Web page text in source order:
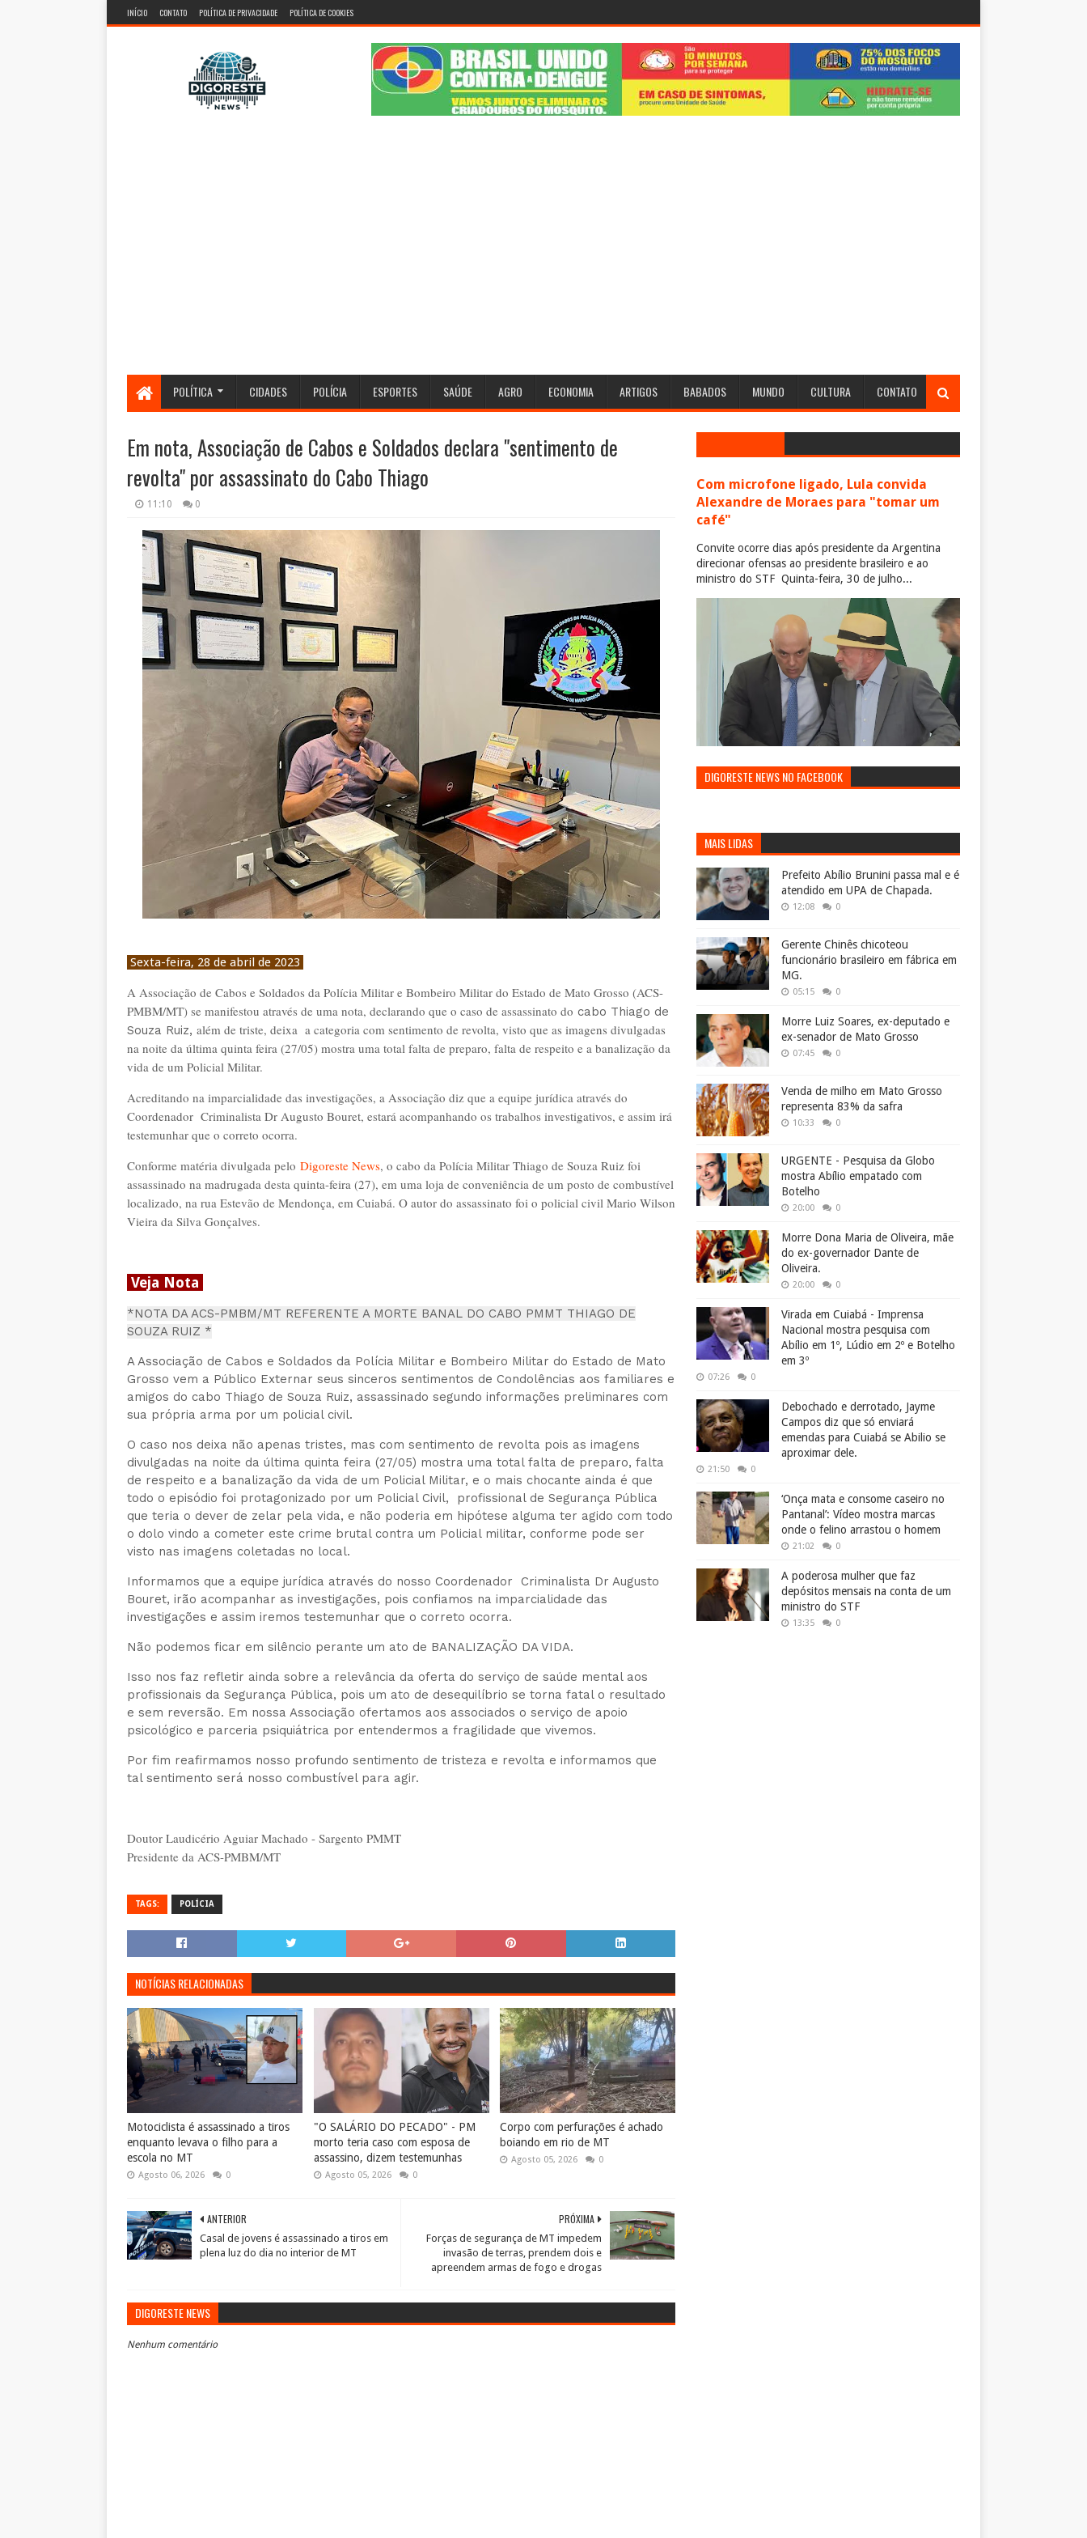
INÍCIO CONTATO POLÍTICA DE PRIVACIDADE POLÍTICA DE COOKIES
POLÍTICA CIDADES POLÍCIA ESPORTES SAÚDE AGRO ECONOMIA ARTIGOS BABADOS MUNDO CULTURA CONTATO
Em nota, Associação de Cabos e Soldados declara "sentimento de
revolta" por assassinato do Cabo Thiago
11:10 0
Sexta-feira, 28 de abril de 2023
A Associação de Cabos e Soldados da Polícia Militar e Bombeiro Militar do Estado de Mato Grosso (ACS-
PMBM/MT) se manifestou através de uma nota, declarando que o caso de assassinato do cabo Thiago de
Souza Ruiz, além de triste, deixa a categoria com sentimento de revolta, visto que as imagens divulgadas
na noite da última quinta feira (27/05) mostra uma total falta de preparo, falta de respeito e a banalização da
vida de um Policial Militar.
Acreditando na imparcialidade das investigações, a Associação diz que a equipe jurídica através do
Coordenador Criminalista Dr Augusto Bouret, estará acompanhando os trabalhos investigativos, e assim irá
testemunhar que o correto ocorra.
Conforme matéria divulgada pelo Digoreste News, o cabo da Polícia Militar Thiago de Souza Ruiz foi
assassinado na madrugada desta quinta-feira (27), em uma loja de conveniência de um posto de combustível
localizado, na rua Estevão de Mendonça, em Cuiabá. O autor do assassinato foi o policial civil Mario Wilson
Vieira da Silva Gonçalves.
Veja Nota
*NOTA DA ACS-PMBM/MT REFERENTE A MORTE BANAL DO CABO PMMT THIAGO DE
SOUZA RUIZ *
A Associação de Cabos e Soldados da Polícia Militar e Bombeiro Militar do Estado de Mato
Grosso vem a Público Externar seus sinceros sentimentos de Condolências aos familiares e
amigos do cabo Thiago de Souza Ruiz, assassinado segundo informações preliminares com
sua própria arma por um policial civil.
O caso nos deixa não apenas tristes, mas com sentimento de revolta pois as imagens
divulgadas na noite da última quinta feira (27/05) mostra uma total falta de preparo, falta
de respeito e a banalização da vida de um Policial Militar, e o mais chocante ainda é que
todo o episódio foi protagonizado por um Policial Civil, profissional de Segurança Pública
que teria o dever de zelar pela vida, e não poderia em hipótese alguma ter agido com todo
o dolo vindo a cometer este crime brutal contra um Policial militar, conforme pode ser
visto nas imagens coletadas no local.
Informamos que a equipe jurídica através do nosso Coordenador Criminalista Dr Augusto
Bouret, irão acompanhar as investigações, pois confiamos na imparcialidade das
investigações e assim iremos testemunhar que o correto ocorra.
Não podemos ficar em silêncio perante um ato de BANALIZAÇÃO DA VIDA.
Isso nos faz refletir ainda sobre a relevância da oferta do serviço de saúde mental aos
profissionais da Segurança Pública, pois um ato de desequilíbrio se torna fatal o resultado
e sem reversão. Em nossa Associação ofertamos aos associados o serviço de apoio
psicológico e parceria psiquiátrica por entendermos a fragilidade que vivemos.
Por fim reafirmamos nosso profundo sentimento de tristeza e revolta e informamos que
tal sentimento será nosso combustível para agir.
Doutor Laudicério Aguiar Machado - Sargento PMMT
Presidente da ACS-PMBM/MT
TAGS: POLÍCIA
NOTÍCIAS RELACIONADAS
Motociclista é assassinado a tiros
enquanto levava o filho para a
escola no MT
Agosto 06, 2026 0
"O SALÁRIO DO PECADO" - PM
morto teria caso com esposa de
assassino, dizem testemunhas
Agosto 05, 2026 0
Corpo com perfurações é achado
boiando em rio de MT
Agosto 05, 2026 0
PRÓXIMA
Forças de segurança de MT impedem
invasão de terras, prendem dois e
apreendem armas de fogo e drogas
ANTERIOR
Casal de jovens é assassinado a tiros em
plena luz do dia no interior de MT
DIGORESTE NEWS
Nenhum comentário
Com microfone ligado, Lula convida
Alexandre de Moraes para "tomar um
café"
Convite ocorre dias após presidente da Argentina
direcionar ofensas ao presidente brasileiro e ao
ministro do STF Quinta-feira, 30 de julho...
DIGORESTE NEWS NO FACEBOOK
MAIS LIDAS
Prefeito Abílio Brunini passa mal e é
atendido em UPA de Chapada.
12:08 0
Gerente Chinês chicoteou
funcionário brasileiro em fábrica em
MG.
05:15 0
Morre Luiz Soares, ex-deputado e
ex-senador de Mato Grosso
07:45 0
Venda de milho em Mato Grosso
representa 83% da safra
10:33 0
URGENTE - Pesquisa da Globo
mostra Abílio empatado com
Botelho
20:00 0
Morre Dona Maria de Oliveira, mãe
do ex-governador Dante de
Oliveira.
20:00 0
Virada em Cuiabá - Imprensa
Nacional mostra pesquisa com
Abílio em 1º, Lúdio em 2º e Botelho
em 3º
07:26 0
Debochado e derrotado, Jayme
Campos diz que só enviará
emendas para Cuiabá se Abilio se
aproximar dele.
21:50 0
‘Onça mata e consome caseiro no
Pantanal’: Vídeo mostra marcas
onde o felino arrastou o homem
21:02 0
A poderosa mulher que faz
depósitos mensais na conta de um
ministro do STF
13:35 0